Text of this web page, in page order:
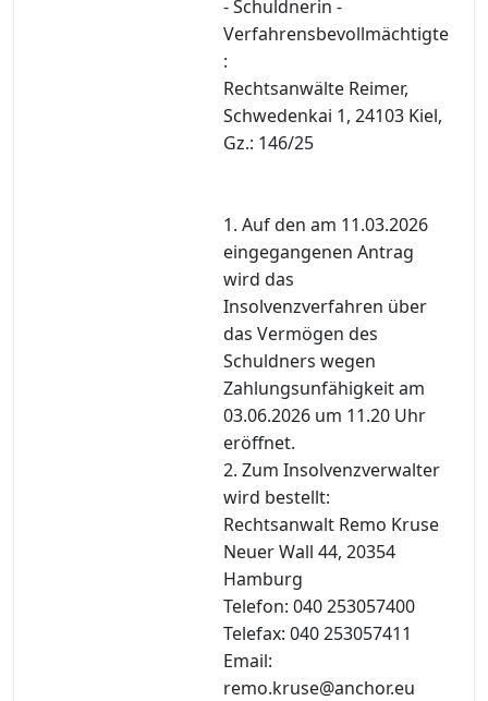
- Schuldnerin -
Verfahrensbevollmächtigte
:
Rechtsanwälte Reimer,
Schwedenkai 1, 24103 Kiel,
Gz.: 146/25
1. Auf den am 11.03.2026
eingegangenen Antrag
wird das
Insolvenzverfahren über
das Vermögen des
Schuldners wegen
Zahlungsunfähigkeit am
03.06.2026 um 11.20 Uhr
eröffnet.
2. Zum Insolvenzverwalter
wird bestellt:
Rechtsanwalt Remo Kruse
Neuer Wall 44, 20354
Hamburg
Telefon: 040 253057400
Telefax: 040 253057411
Email:
remo.kruse@anchor.eu